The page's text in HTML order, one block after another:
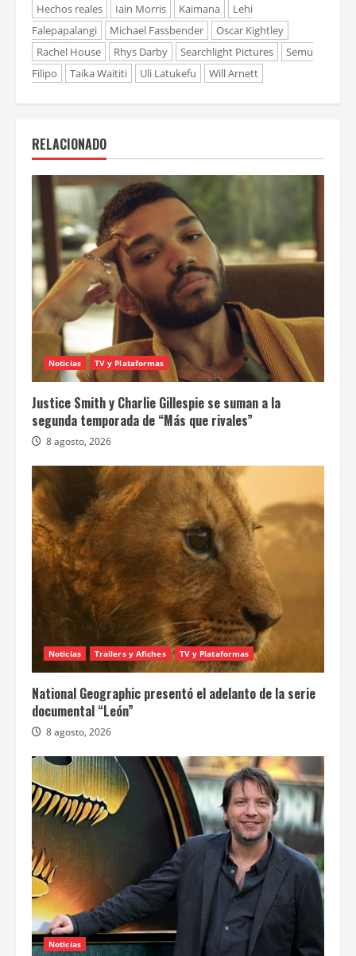
Hechos reales
Iain Morris Kaimana
Lehi
Falepapalangi
Michael Fassbender
Oscar Kightley
Rachel House
Rhys Darby Searchlight Pictures
Semu
Filipo
Taika Waititi Uli Latukefu Will Arnett
RELACIONADO
Noticias TV y Plataformas
Justice Smith y Charlie Gillespie se suman a la
segunda temporada de “Más que rivales”
8 agosto, 2026
Noticias Trailers y Afiches TV y Plataformas
National Geographic presentó el adelanto de la serie
documental “León”
8 agosto, 2026
Noticias